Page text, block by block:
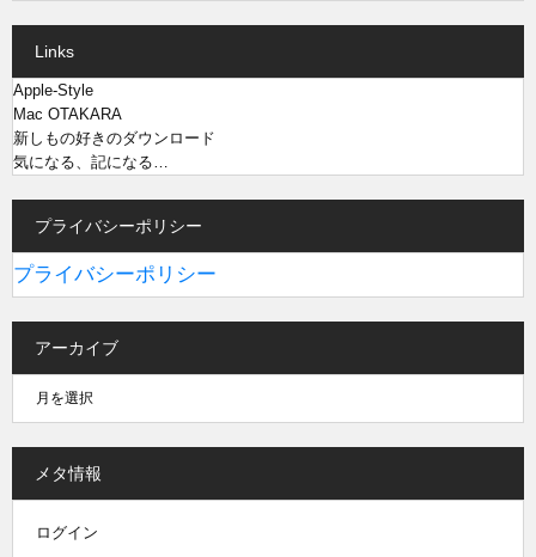
Links
Apple-Style
Mac OTAKARA
新しもの好きのダウンロード
気になる、記になる…
プライバシーポリシー
プライバシーポリシー
アーカイブ
メタ情報
ログイン